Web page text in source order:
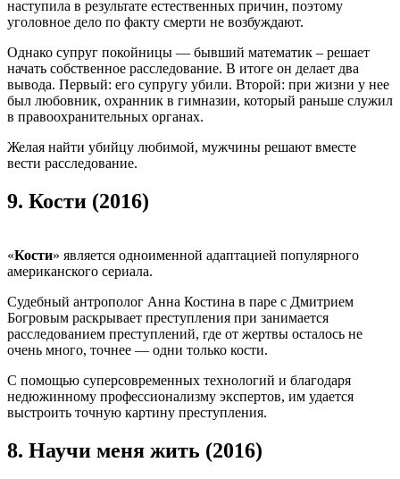
наступила в результате естественных причин, поэтому
уголовное дело по факту смерти не возбуждают.
Однако супруг покойницы — бывший математик – решает
начать собственное расследование. В итоге он делает два
вывода. Первый: его супругу убили. Второй: при жизни у нее
был любовник, охранник в гимназии, который раньше служил
в правоохранительных органах.
Желая найти убийцу любимой, мужчины решают вместе
вести расследование.
9. Кости (2016)
«Кости» является одноименной адаптацией популярного
американского сериала.
Судебный антрополог Анна Костина в паре с Дмитрием
Богровым раскрывает преступления при занимается
расследованием преступлений, где от жертвы осталось не
очень много, точнее — одни только кости.
С помощью суперсовременных технологий и благодаря
недюжинному профессионализму экспертов, им удается
выстроить точную картину преступления.
8. Научи меня жить (2016)